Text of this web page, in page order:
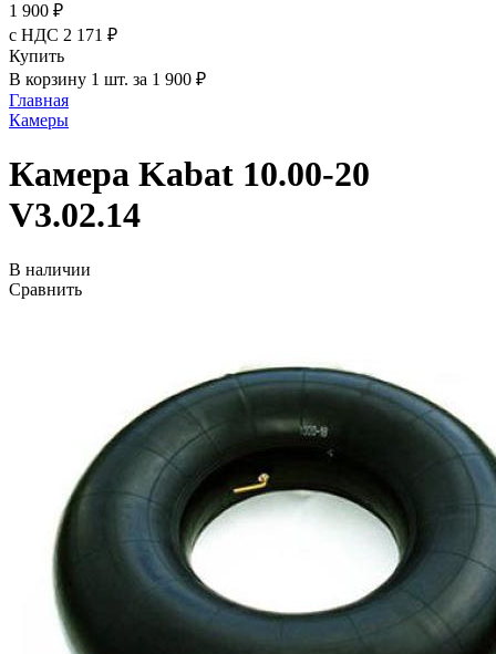
1 900 ₽
с НДС 2 171 ₽
Купить
В корзину 1 шт. за 1 900 ₽
Главная
Камеры
Камера Kabat 10.00-20
V3.02.14
В наличии
Сравнить